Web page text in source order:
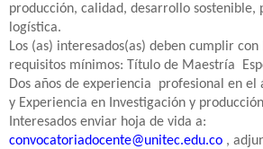
producción, calidad, desarrollo sostenible,
logística.
Los (as) interesados(as) deben cumplir con
requisitos mínimos: Título de Maestría
Dos años de experiencia
profesional en el
y Experiencia en Investigación y
Interesados enviar hoja de vida a:
convocatoriadocente@unitec.edu.co ,